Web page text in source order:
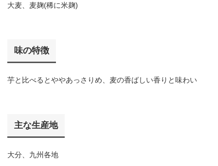
大麦、麦麹(稀に米麹)
味の特徴
芋と比べるとややあっさりめ、麦の香ばしい香りと味わい
主な生産地
大分、九州各地